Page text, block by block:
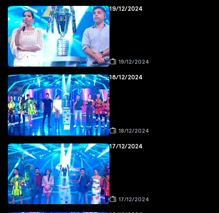
19/12/2024
19/12/2024
18/12/2024
18/12/2024
17/12/2024
17/12/2024